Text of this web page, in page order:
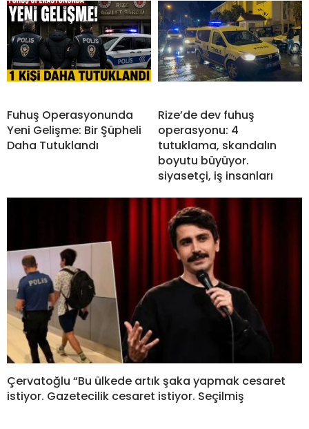
Fuhuş Operasyonunda
Yeni Gelişme: Bir Şüpheli
Daha Tutuklandı
Rize’de dev fuhuş
operasyonu: 4
tutuklama, skandalın
boyutu büyüyor.
siyasetçi, iş insanları
Çervatoğlu “Bu ülkede artık şaka yapmak cesaret
istiyor. Gazetecilik cesaret istiyor. Seçilmiş